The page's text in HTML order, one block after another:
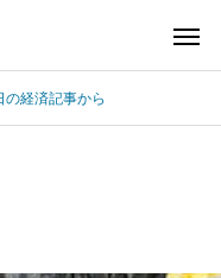
の経済記事から